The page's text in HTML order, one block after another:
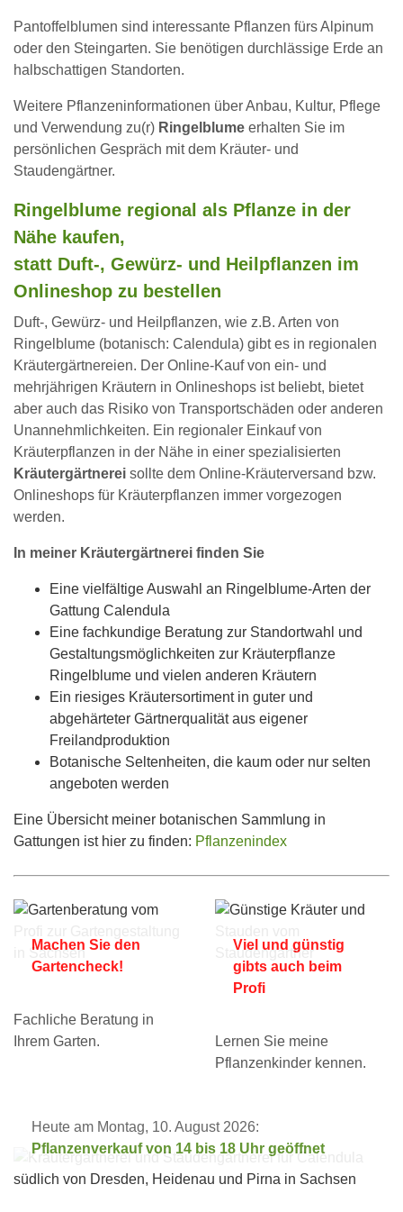
Pantoffelblumen sind interessante Pflanzen fürs Alpinum
oder den Steingarten. Sie benötigen durchlässige Erde an
halbschattigen Standorten.
Weitere Pflanzeninformationen über Anbau, Kultur, Pflege
und Verwendung zu(r) Ringelblume erhalten Sie im
persönlichen Gespräch mit dem Kräuter- und
Staudengärtner.
Ringelblume regional als Pflanze in der
Nähe kaufen,
statt Duft-, Gewürz- und Heilpflanzen im
Onlineshop zu bestellen
Duft-, Gewürz- und Heilpflanzen, wie z.B. Arten von
Ringelblume (botanisch: Calendula) gibt es in regionalen
Kräutergärtnereien. Der Online-Kauf von ein- und
mehrjährigen Kräutern in Onlineshops ist beliebt, bietet
aber auch das Risiko von Transportschäden oder anderen
Unannehmlichkeiten. Ein regionaler Einkauf von
Kräuterpflanzen in der Nähe in einer spezialisierten
Kräutergärtnerei sollte dem Online-Kräuterversand bzw.
Onlineshops für Kräuterpflanzen immer vorgezogen
werden.
In meiner Kräutergärtnerei finden Sie
Eine vielfältige Auswahl an Ringelblume-Arten der
Gattung Calendula
Eine fachkundige Beratung zur Standortwahl und
Gestaltungsmöglichkeiten zur Kräuterpflanze
Ringelblume und vielen anderen Kräutern
Ein riesiges Kräutersortiment in guter und
abgehärteter Gärtnerqualität aus eigener
Freilandproduktion
Botanische Seltenheiten, die kaum oder nur selten
angeboten werden
Eine Übersicht meiner botanischen Sammlung in
Gattungen ist hier zu finden: Pflanzenindex
Machen Sie den
Gartencheck!
Fachliche Beratung in
Ihrem Garten.
Viel und günstig
gibts auch beim
Profi
Lernen Sie meine
Pflanzenkinder kennen.
Heute am Montag, 10. August 2026:
Pflanzenverkauf von 14 bis 18 Uhr geöffnet